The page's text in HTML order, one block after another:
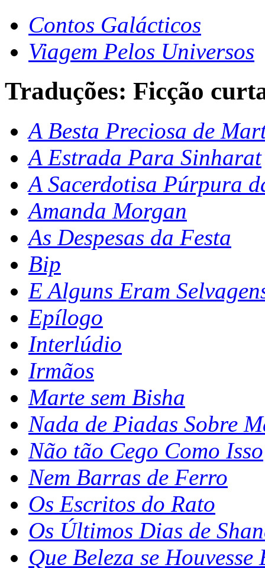
Contos Galácticos
Viagem Pelos Universos
Traduções: Ficção
A Besta Preciosa de
A Estrada Para Sinharat
A Sacerdotisa Púrpura
Amanda Morgan
As Despesas da Festa
Bip
E Alguns Eram
Epílogo
Interlúdio
Irmãos
Marte sem Bisha
Nada de Piadas Sobre
Não tão Cego Como Isso
Nem Barras de Ferro
Os Escritos do Rato
Os Últimos Dias de
Que Beleza se